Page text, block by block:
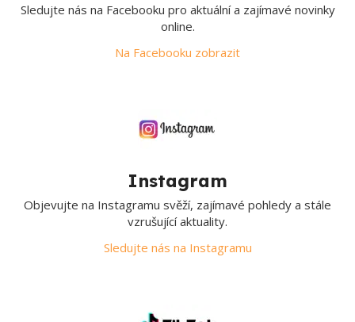
Sledujte nás na Facebooku pro aktuální a zajímavé novinky
online.
Na Facebooku zobrazit
Instagram
Objevujte na Instagramu svěží, zajímavé pohledy a stále
vzrušující aktuality.
Sledujte nás na Instagramu